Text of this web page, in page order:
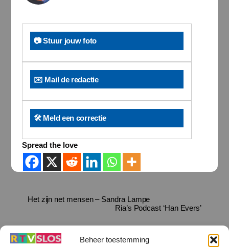
Beheer toestemming
📷 Stuur jouw foto
✉️ Mail de redactie
🛠️ Meld een correctie
Spread the love
Het zijn net mensen – Sandra Lampe
Ria’s Podcast ‘Han Evers’